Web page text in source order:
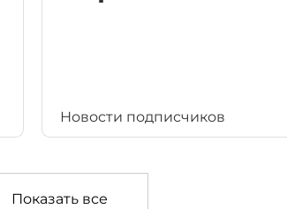
Новости подписчиков
Показать все